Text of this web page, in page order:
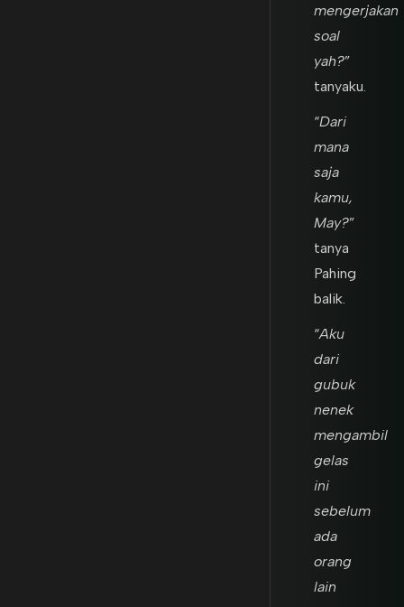
mengerjakan
soal
yah?”
tanyaku.
“Dari
mana
saja
kamu,
May?”
tanya
Pahing
balik.
“Aku
dari
gubuk
nenek
mengambil
gelas
ini
sebelum
ada
orang
lain